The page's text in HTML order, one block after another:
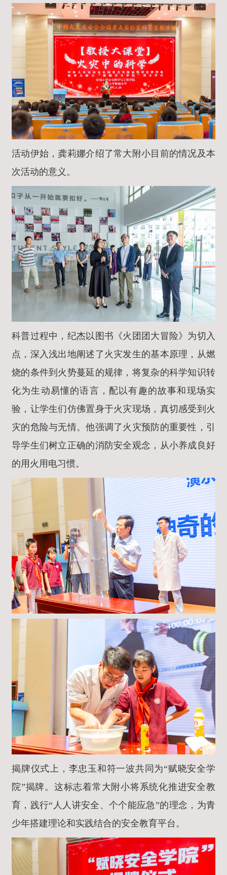
活动伊始，龚莉娜介绍了常大附小目前的情况及本
次活动的意义。
科普过程中，纪杰以图书《火团团大冒险》为切入
点，深入浅出地阐述了火灾发生的基本原理，从燃
烧的条件到火势蔓延的规律，将复杂的科学知识转
化为生动易懂的语言，配以有趣的故事和现场实
验，让学生们仿佛置身于火灾现场，真切感受到火
灾的危险与无情。他强调了火灾预防的重要性，引
导学生们树立正确的消防安全观念，从小养成良好
的用火用电习惯。
揭牌仪式上，李忠玉和符一波共同为“赋晓安全学
院”揭牌。这标志着常大附小将系统化推进安全教
育，践行“人人讲安全、个个能应急”的理念，为青
少年搭建理论和实践结合的安全教育平台。